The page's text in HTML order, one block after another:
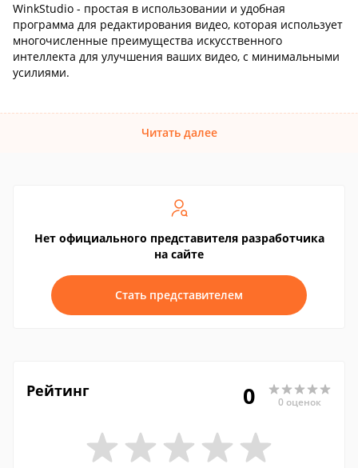
WinkStudio - простая в использовании и удобная
программа для редактирования видео, которая использует
многочисленные преимущества искусственного
интеллекта для улучшения ваших видео, с минимальными
усилиями.
Читать далее
Нет официального представителя разработчика
на сайте
Стать представителем
Рейтинг 0 0 оценок